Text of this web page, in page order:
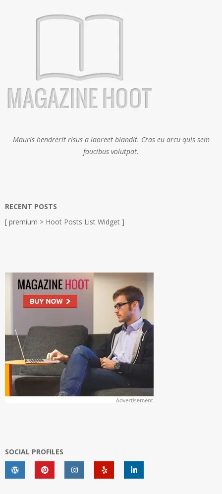
Mauris hendrerit risus a laoreet blandit. Cras eu arcu quis sem
faucibus volutpat.
RECENT POSTS
[ premium > Hoot Posts List Widget ]
SOCIAL PROFILES